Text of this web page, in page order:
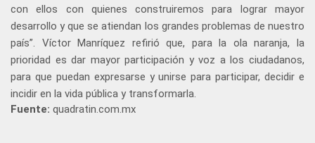
con ellos con quienes construiremos para lograr mayor
desarrollo y que se atiendan los grandes problemas de nuestro
país”. Víctor Manríquez refirió que, para la ola naranja, la
prioridad es dar mayor participación y voz a los ciudadanos,
para que puedan expresarse y unirse para participar, decidir e
incidir en la vida pública y transformarla.
Fuente: quadratin.com.mx